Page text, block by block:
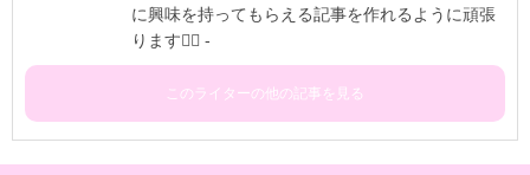
に興味を持ってもらえる記事を作れるように頑張
ります✊🏻 -
このライターの他の記事を見る